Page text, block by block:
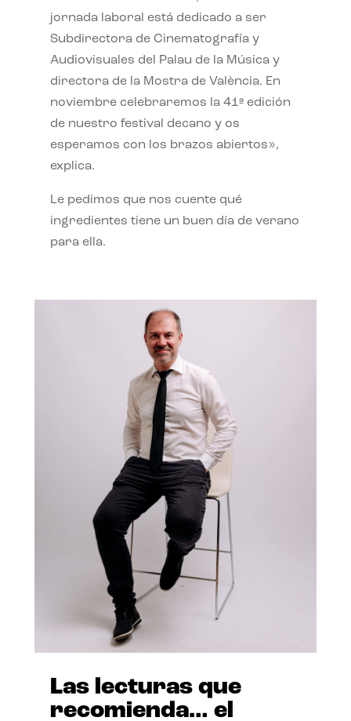
jornada laboral está dedicado a ser
Subdirectora de Cinematografía y
Audiovisuales del Palau de la Música y
directora de la Mostra de València. En
noviembre celebraremos la 41ª edición
de nuestro festival decano y os
esperamos con los brazos abiertos»,
explica.
Le pedimos que nos cuente qué
ingredientes tiene un buen día de verano
para ella.
Las lecturas que
recomienda… el